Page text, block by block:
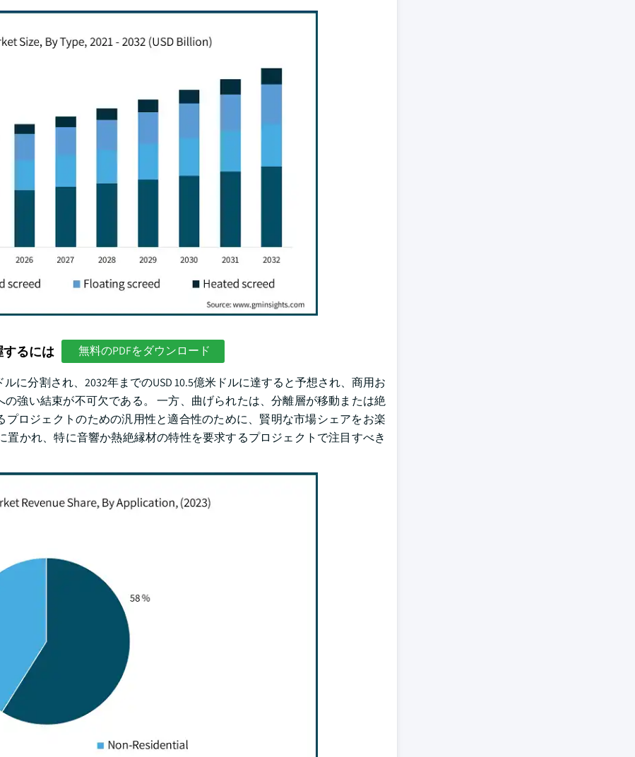
るには 無料のPDFをダウンロード
に分割され、2032年までのUSD 10.5億米ドルに達すると予想され、商用お
強い結束が不可欠である。 一方、曲げられたは、分離層が移動または絶
ロジェクトのための汎用性と適合性のために、賢明な市場シェアをお楽
かれ、特に音響か熱絶縁材の特性を要求するプロジェクトで注目すべき